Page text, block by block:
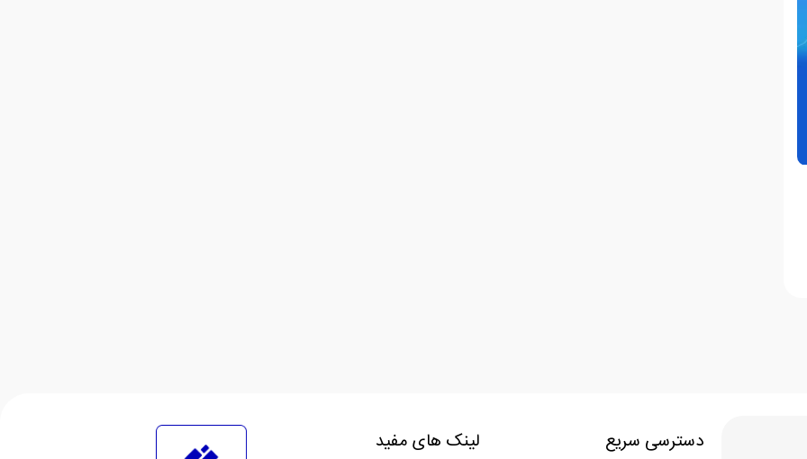
دسترسی سریع لینک های مفید